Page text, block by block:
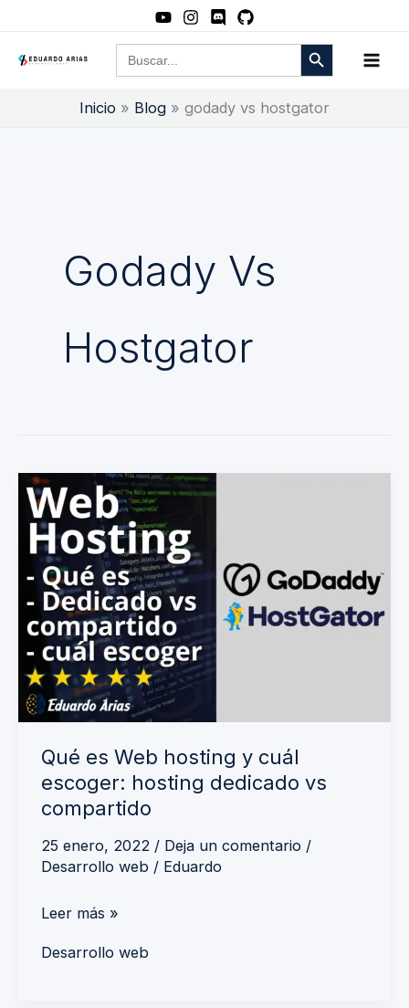
contenido
Buscar: Botón de búsqueda
Inicio Blog godady vs hostgator
Godady Vs
Hostgator
Qué es Web hosting y cuál
escoger: hosting dedicado vs
compartido
25 enero, 2022 / Deja un comentario /
Desarrollo web / Eduardo
Qué
es
Web
hosting
y
cuál
escoger:
hosting
dedicado
compartido
Leer más »
Desarrollo web